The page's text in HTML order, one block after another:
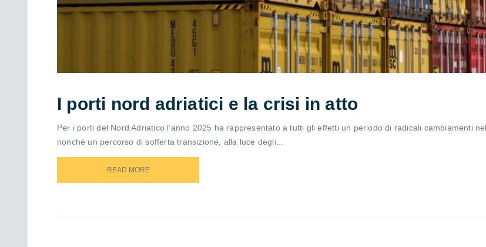
I porti nord adriatici e la crisi in atto
Per i porti del Nord Adriatico l’anno 2025 ha rappresentato a tutti gli effetti un periodo di radicali cambiamenti
nonché un percorso di sofferta transizione, alla luce degli...
READ MORE